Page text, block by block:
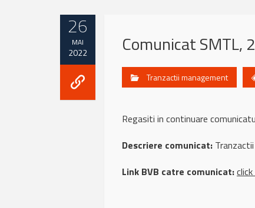
26
MAI
2022 Comunicat SMTL,
Tranzactii management
Regasiti in continuare
Descriere comunicat:
Link BVB catre comunicat: